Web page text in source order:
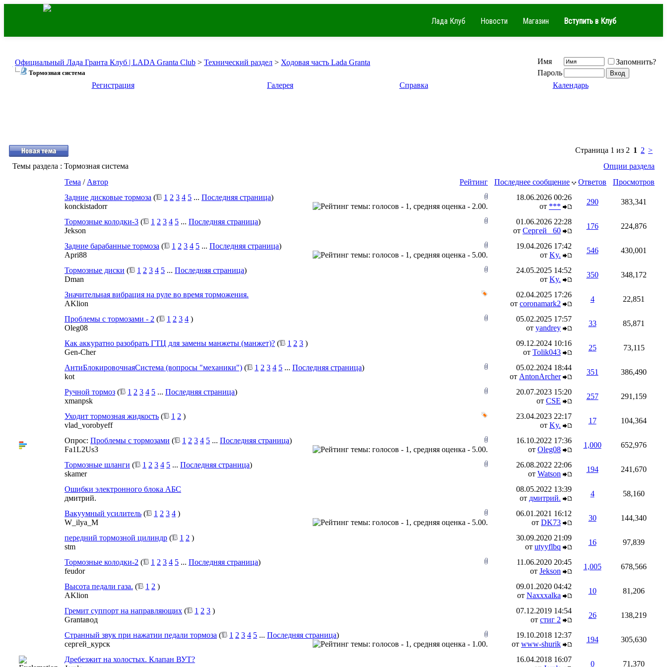
Лада Клуб Новости Магазин Вступить в Клуб
Официальный Лада Гранта Клуб | LADA Granta Club > Технический раздел > Ходовая часть Lada Granta
Тормозная система
Имя
Запомнить?
Пароль
Регистрация
Галерея Справка Календарь
Страница 1 из 2 1 2 >
Темы раздела : Тормозная система
Опции раздела
Рейтинг
Тема / Автор Последнее сообщение Ответов
Просмотров
Задние дисковые тормоза ( 1 2 3 4 5 ... Последняя страница)
konckistadorr
18.06.2026 00:26
от ***
290 383,341
Тормозные колодки-3 ( 1 2 3 4 5 ... Последняя страница)
Jekson
01.06.2026 22:28
от Сергей _60
176 224,876
Задние барабанные тормоза ( 1 2 3 4 5 ... Последняя страница)
Apri88
19.04.2026 17:42
от Ky.
546 430,001
Тормозные диски ( 1 2 3 4 5 ... Последняя страница)
Dman
24.05.2025 14:52
от Ky.
350 348,172
Значительная вибрация на руле во время торможения.
AKlion
02.04.2025 17:26
от coronamark2
4 22,851
Проблемы с тормозами - 2 ( 1 2 3 4 )
Oleg08
05.02.2025 17:57
от yandrey
33 85,871
Как аккуратно разобрать ГТЦ для замены манжеты (манжет)? ( 1 2 3 )
Gen-Cher
09.12.2024 10:16
от Tolik043
25 73,115
АнтиБлокировочнаяСистема (вопросы "механики") ( 1 2 3 4 5 ... Последняя страница)
kot
05.02.2024 18:44
от AntonArcher
351 386,490
Ручной тормоз ( 1 2 3 4 5 ... Последняя страница)
xmanpsk
20.07.2023 15:20
от CSE
257 291,159
Уходит тормозная жидкость ( 1 2 )
vlad_vorobyeff
23.04.2023 22:17
от Ky.
17 104,364
Опрос: Проблемы с тормозами ( 1 2 3 4 5 ... Последняя страница)
Fa1L2Us3
16.10.2022 17:36
от Oleg08
1,000 652,976
Тормозные шланги ( 1 2 3 4 5 ... Последняя страница)
skamer
26.08.2022 22:06
от Watson
194 241,670
Ошибки электронного блока АБС
дмитрий.
08.05.2022 13:39
от дмитрий.
4 58,160
Вакуумный усилитель ( 1 2 3 4 )
W_ilya_M
06.01.2021 16:12
от DK73
30 144,340
передний тормозной цилиндр ( 1 2 )
stm
30.09.2020 21:09
от utyyflbq
16 97,839
Тормозные колодки-2 ( 1 2 3 4 5 ... Последняя страница)
feudor
11.06.2020 20:45
от Jekson
1,005 678,566
Высота педали газа. ( 1 2 )
AKlion
09.01.2020 04:42
от Naxxxalka
10 81,206
Гремит суппорт на направляющих ( 1 2 3 )
Grantaвод
07.12.2019 14:54
от стиг 2
26 138,219
Странный звук при нажатии педали тормоза ( 1 2 3 4 5 ... Последняя страница)
сергей_курск
19.10.2018 12:37
от www-shurik
194 305,630
Дребезжит на холостых. Клапан ВУТ?
16.04.2018 16:07
0 71,370